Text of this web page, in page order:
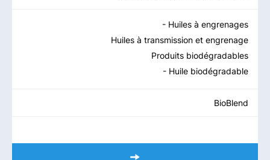
- Huiles à engrenages
Huiles à transmission et engrenage
Produits biodégradables
- Huile biodégradable
BioBlend